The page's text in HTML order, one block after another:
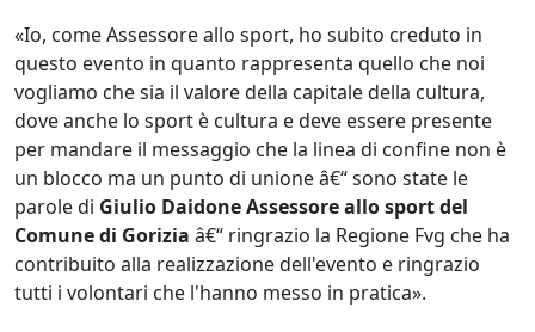
«Io, come Assessore allo sport, ho subito creduto in
questo evento in quanto rappresenta quello che noi
vogliamo che sia il valore della capitale della cultura,
dove anche lo sport è cultura e deve essere presente
per mandare il messaggio che la linea di confine non è
un blocco ma un punto di unione â€“ sono state le
parole di Giulio Daidone Assessore allo sport del
Comune di Gorizia â€“ ringrazio la Regione Fvg che ha
contribuito alla realizzazione dell'evento e ringrazio
tutti i volontari che l'hanno messo in pratica».